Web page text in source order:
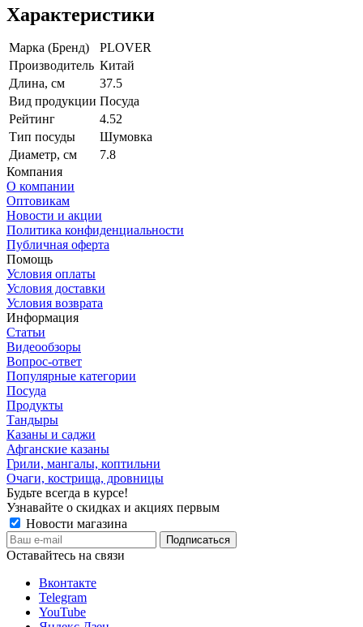
Характеристики
Марка (Бренд)
PLOVER
Производитель Китай
Длина, см
37.5
Вид продукции Посуда
Рейтинг
4.52
Тип посуды
Шумовка
Диаметр, см
7.8
Компания
О компании
Оптовикам
Новости и акции
Политика конфиденциальности
Публичная оферта
Помощь
Условия оплаты
Условия доставки
Условия возврата
Информация
Статьи
Видеообзоры
Вопрос-ответ
Популярные категории
Посуда
Продукты
Тандыры
Казаны и саджи
Афганские казаны
Грили, мангалы, коптильни
Очаги, кострища, дровницы
Будьте всегда в курсе!
Узнавайте о скидках и акциях первым
Новости магазина
Оставайтесь на связи
Вконтакте
Telegram
YouTube